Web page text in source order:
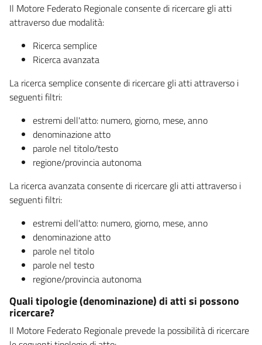
Il Motore Federato Regionale consente di ricercare gli atti
attraverso due modalità:
Ricerca semplice
Ricerca avanzata
La ricerca semplice consente di ricercare gli atti attraverso i
seguenti filtri:
estremi dell'atto: numero, giorno, mese, anno
denominazione atto
parole nel titolo/testo
regione/provincia autonoma
La ricerca avanzata consente di ricercare gli atti attraverso i
seguenti filtri:
estremi dell'atto: numero, giorno, mese, anno
denominazione atto
parole nel titolo
parole nel testo
regione/provincia autonoma
Quali tipologie (denominazione) di atti si possono
ricercare?
Il Motore Federato Regionale prevede la possibilità di ricercare